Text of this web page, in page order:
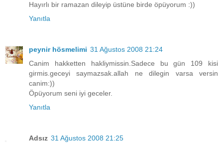
Hayırlı bir ramazan dileyip üstüne birde öpüyorum :))
Yanıtla
peynir hösmelimi 31 Ağustos 2008 21:24
Canim hakketten hakliymissin.Sadece bu gün 109 kisi
girmis.geceyi saymazsak.allah ne dilegin varsa versin
canim:))
Öpüyorum seni iyi geceler.
Yanıtla
Adsız 31 Ağustos 2008 21:25